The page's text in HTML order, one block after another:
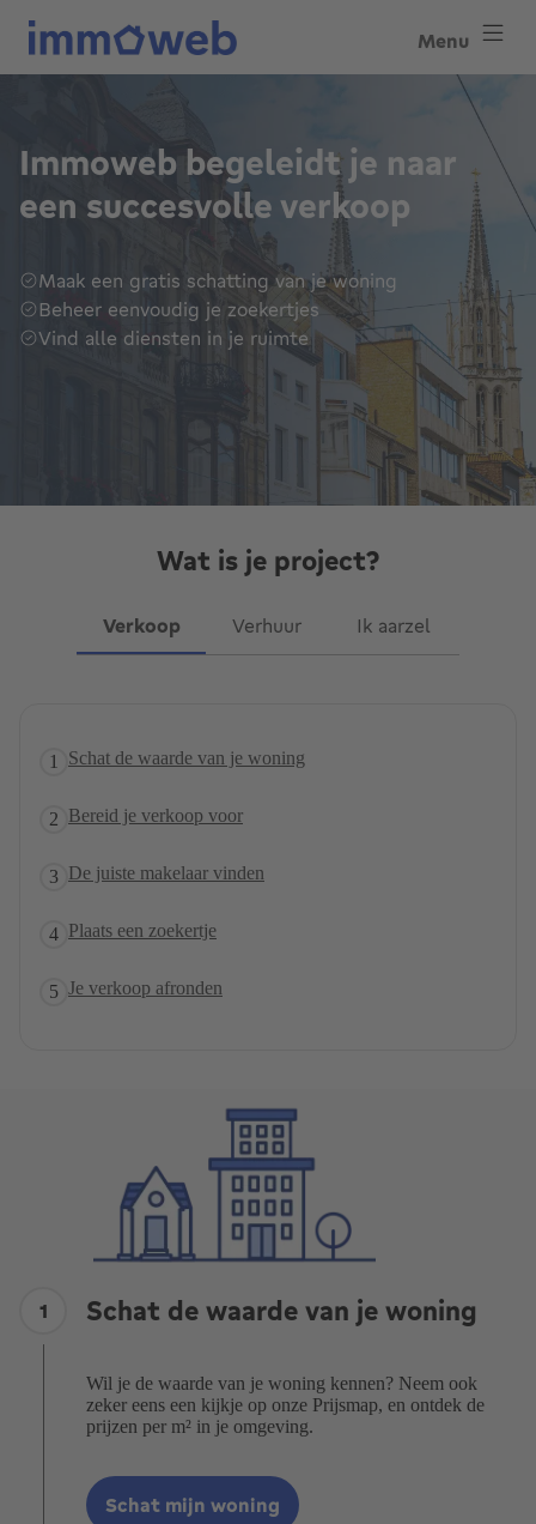
Menu
Immoweb begeleidt je naar
een succesvolle verkoop
Maak een gratis schatting van je woning
Beheer eenvoudig je zoekertjes
Vind alle diensten in je ruimte
Wat is je project?
Verkoop Verhuur Ik aarzel
1 Schat de waarde van je woning
2 Bereid je verkoop voor
3 De juiste makelaar vinden
4 Plaats een zoekertje
5 Je verkoop afronden
1 Schat de waarde van je woning
Wil je de waarde van je woning kennen? Neem ook
zeker eens een kijkje op onze Prijsmap, en ontdek de
prijzen per m² in je omgeving.
Schat mijn woning